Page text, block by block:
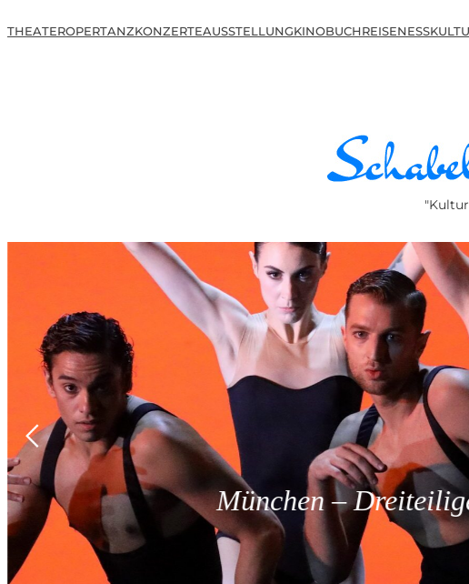
THEATEROPERTANZKONZERTEAUSSTELLUNGKINOBUCHREISEN
München –